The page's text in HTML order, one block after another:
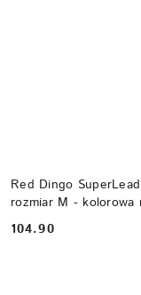
Red Dingo
rozmiar M - kolorowa
Cena:
104.90